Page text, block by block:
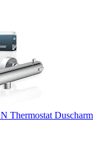
Thermostat